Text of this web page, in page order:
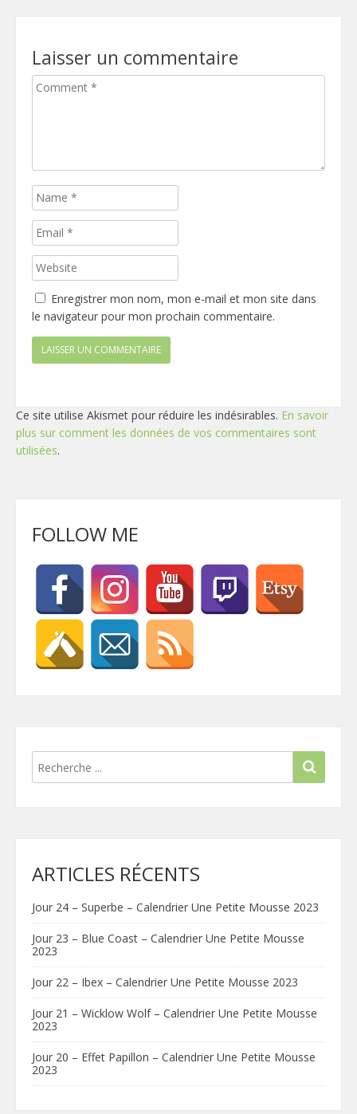
Laisser un commentaire
Enregistrer mon nom, mon e-mail et mon site dans
le navigateur pour mon prochain commentaire.
Ce site utilise Akismet pour réduire les indésirables. En savoir
plus sur comment les données de vos commentaires sont
utilisées.
FOLLOW ME
ARTICLES RÉCENTS
Jour 24 – Superbe – Calendrier Une Petite Mousse 2023
Jour 23 – Blue Coast – Calendrier Une Petite Mousse
2023
Jour 22 – Ibex – Calendrier Une Petite Mousse 2023
Jour 21 – Wicklow Wolf – Calendrier Une Petite Mousse
2023
Jour 20 – Effet Papillon – Calendrier Une Petite Mousse
2023